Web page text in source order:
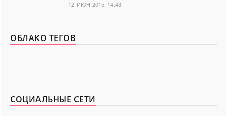
12-ИЮН-2015, 14:43
ОБЛАКО ТЕГОВ
СОЦИАЛЬНЫЕ СЕТИ